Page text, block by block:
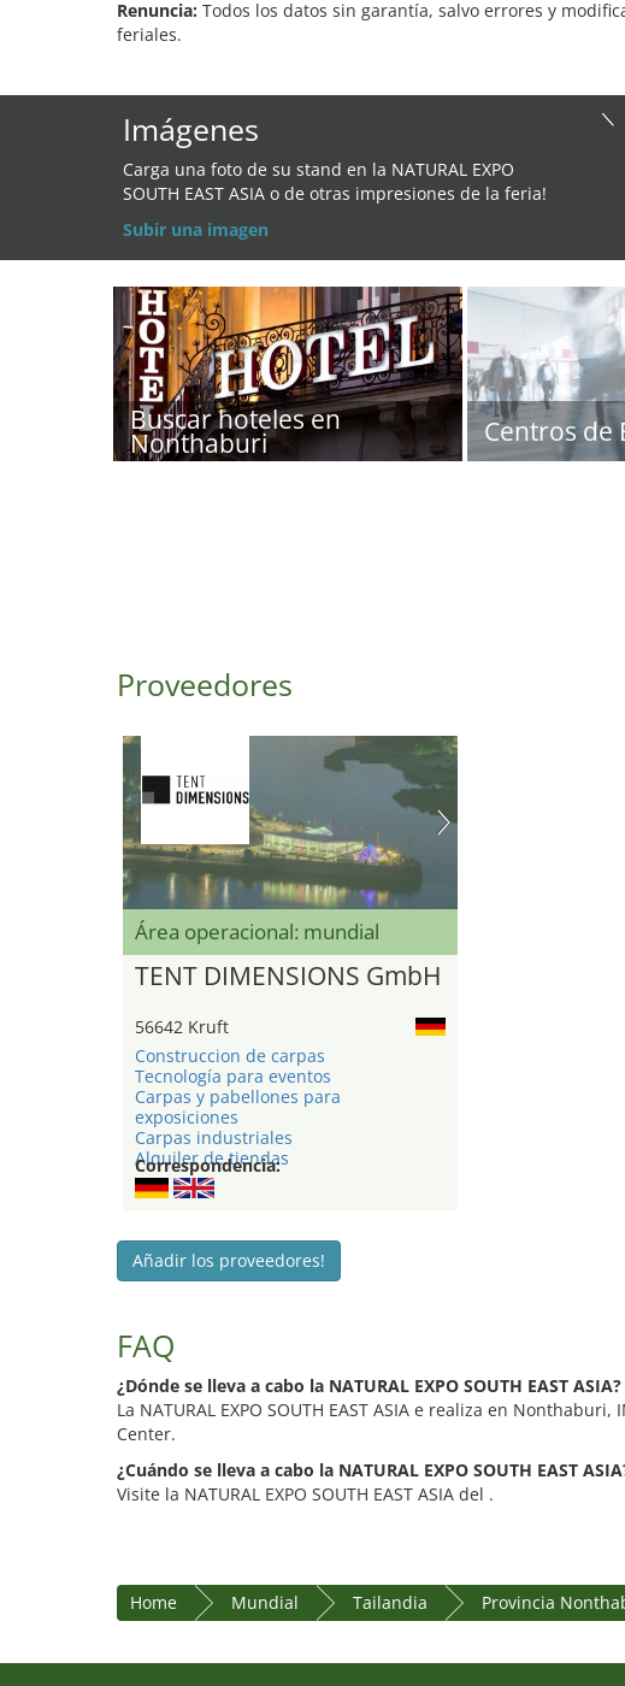
Renuncia: Todos los datos sin garantía, salvo errores y
feriales.
Imágenes
Carga una foto de su stand en la NATURAL EXPO
SOUTH EAST ASIA o de otras impresiones de la feria!
Subir una imagen
Buscar hoteles en
Nonthaburi Centros de
Proveedores
Área operacional: mundial
TENT DIMENSIONS GmbH
56642 Kruft
Construccion de carpas
Tecnología para eventos
Carpas y pabellones para
exposiciones
Carpas industriales
Alquiler de tiendas
Correspondencia:
Añadir los proveedores!
FAQ
¿Dónde se lleva a cabo la NATURAL EXPO SOUTH EAST ASIA?
La NATURAL EXPO SOUTH EAST ASIA e realiza en Nonthaburi,
Center.
¿Cuándo se lleva a cabo la NATURAL EXPO SOUTH EAST
Visite la NATURAL EXPO SOUTH EAST ASIA del .
Home Mundial Tailandia Provincia